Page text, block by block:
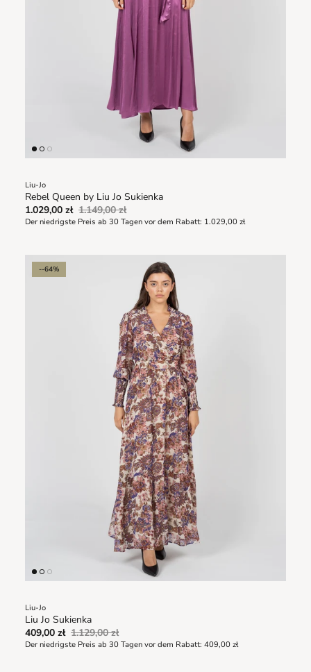
Liu-Jo
Rebel Queen by Liu Jo Sukienka
1.029,00 zł 1.149,00 zł
Der niedrigste Preis ab 30 Tagen vor dem Rabatt: 1.029,00 zł
--64%
Liu-Jo
Liu Jo Sukienka
409,00 zł 1.129,00 zł
Der niedrigste Preis ab 30 Tagen vor dem Rabatt: 409,00 zł